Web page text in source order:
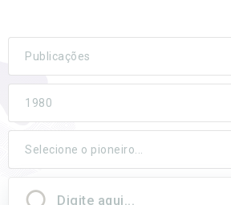
Publicações
1980
Selecione o pioneiro...